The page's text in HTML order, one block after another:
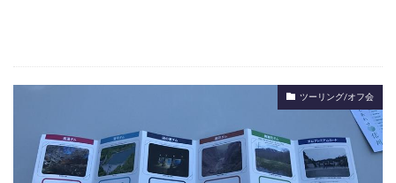
ツーリング/オフ会